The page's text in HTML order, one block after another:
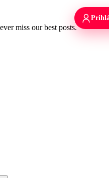
miss our best posts.